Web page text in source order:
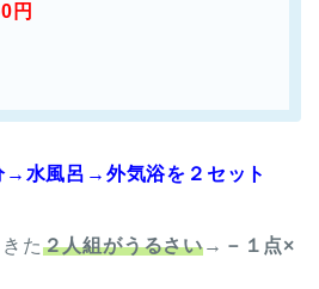
円
→水風呂→外気浴を２セット
た２人組がうるさい→ －１点×